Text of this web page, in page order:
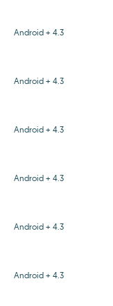
Android + 4.3
Android + 4.3
Android + 4.3
Android + 4.3
Android + 4.3
Android + 4.3